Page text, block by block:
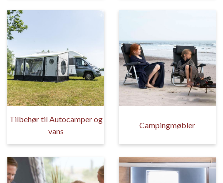
Tilbehør til Autocamper og
vans
Campingmøbler